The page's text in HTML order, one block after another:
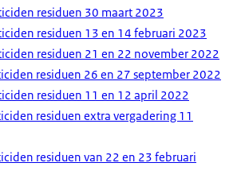
residuen 30 maart 2023
residuen 13 en 14 februari 2023
residuen 21 en 22 november 2022
residuen 26 en 27 september 2022
residuen 11 en 12 april 2022
residuen extra vergadering 11
residuen van 22 en 23 februari